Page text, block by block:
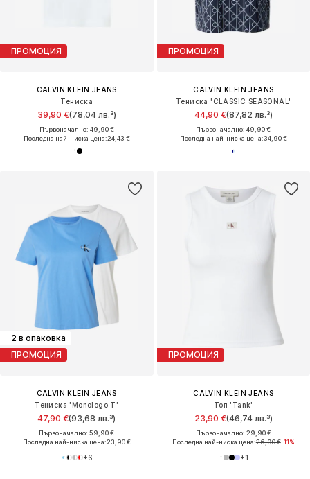
ПРОМОЦИЯ
CALVIN KLEIN JEANS
Тениска
39,90 €(78,04 лв.³)
Първоначално: 49,90 €
Последна най-ниска цена:24,43 €
ПРОМОЦИЯ
CALVIN KLEIN JEANS
Тениска 'CLASSIC SEASONAL'
44,90 €(87,82 лв.³)
Първоначално: 49,90 €
Последна най-ниска цена:34,90 €
2 в опаковка
ПРОМОЦИЯ
CALVIN KLEIN JEANS
Тениска 'Monologo T'
47,90 €(93,68 лв.³)
Първоначално: 59,90 €
Последна най-ниска цена:23,90 €
+6
ПРОМОЦИЯ
CALVIN KLEIN JEANS
Топ 'Tank'
23,90 €(46,74 лв.³)
Първоначално: 29,90 €
Последна най-ниска цена:26,90 €-11%
+1